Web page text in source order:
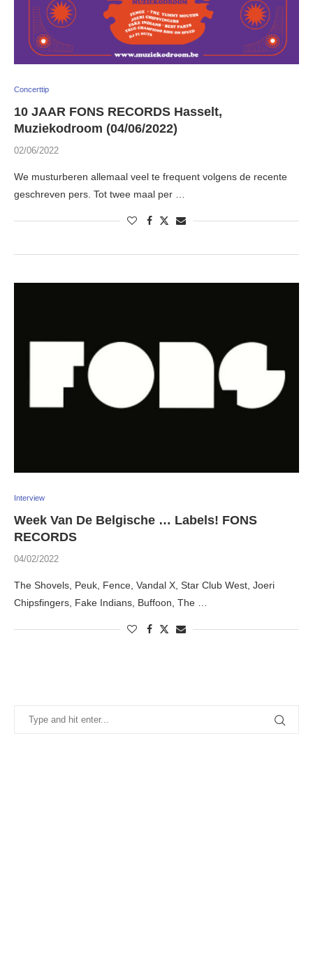
Concerttip
10 JAAR FONS RECORDS Hasselt,
Muziekodroom (04/06/2022)
02/06/2022
We musturberen allemaal veel te frequent volgens de recente
geschreven pers. Tot twee maal per …
Interview
Week Van De Belgische … Labels! FONS
RECORDS
04/02/2022
The Shovels, Peuk, Fence, Vandal X, Star Club West, Joeri
Chipsfingers, Fake Indians, Buffoon, The …